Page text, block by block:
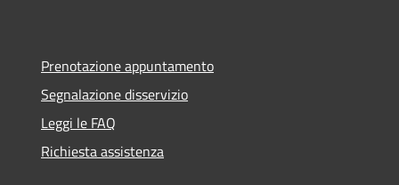
Prenotazione appuntamento
Segnalazione disservizio
Leggi le FAQ
Richiesta assistenza